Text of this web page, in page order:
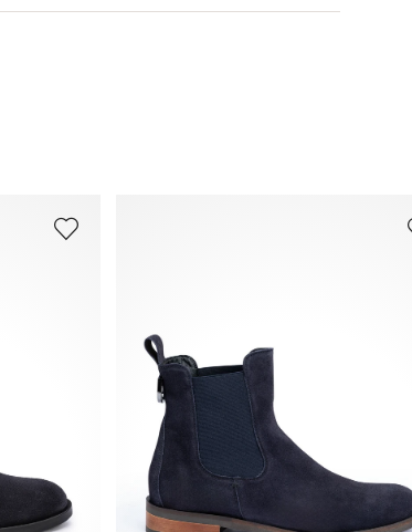
zum Thema findest Du im Bereich